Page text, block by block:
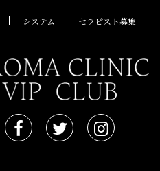
システム セラピスト募集